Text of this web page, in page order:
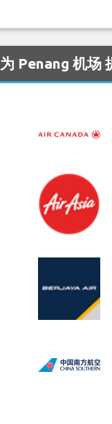
为 Penang 机场